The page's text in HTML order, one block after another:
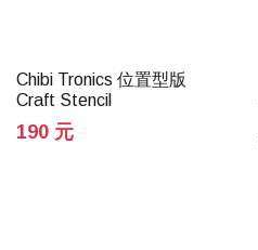
Chibi Tronics 位置型版
Craft Stencil
190 元